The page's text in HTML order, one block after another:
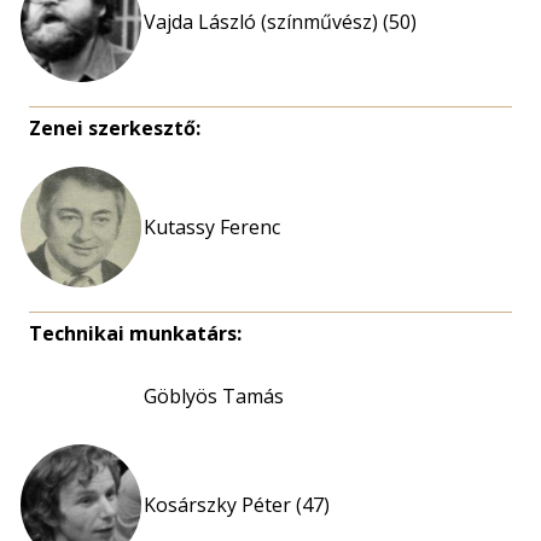
Vajda László (színművész) (50)
Zenei szerkesztő:
Kutassy Ferenc
Technikai munkatárs:
Göblyös Tamás
Kosárszky Péter (47)